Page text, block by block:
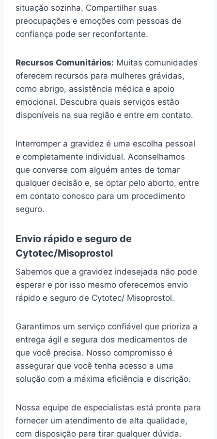
situação sozinha. Compartilhar suas
preocupações e emoções com pessoas de
confiança pode ser reconfortante.
Recursos Comunitários: Muitas comunidades
oferecem recursos para mulheres grávidas,
como abrigo, assistência médica e apoio
emocional. Descubra quais serviços estão
disponíveis na sua região e entre em contato.
Interromper a gravidez é uma escolha pessoal
e completamente individual. Aconselhamos
que converse com alguém antes de tomar
qualquer decisão e, se optar pelo aborto, entre
em contato conosco para um procedimento
seguro.
Envio rápido e seguro de
Cytotec/Misoprostol
Sabemos que a gravidez indesejada não pode
esperar e por isso mesmo oferecemos envio
rápido e seguro de Cytotec/ Misoprostol.
Garantimos um serviço confiável que prioriza a
entrega ágil e segura dos medicamentos de
que você precisa. Nosso compromisso é
assegurar que você tenha acesso a uma
solução com a máxima eficiência e discrição.
Nossa equipe de especialistas está pronta para
fornecer um atendimento de alta qualidade,
com disposição para tirar qualquer dúvida.